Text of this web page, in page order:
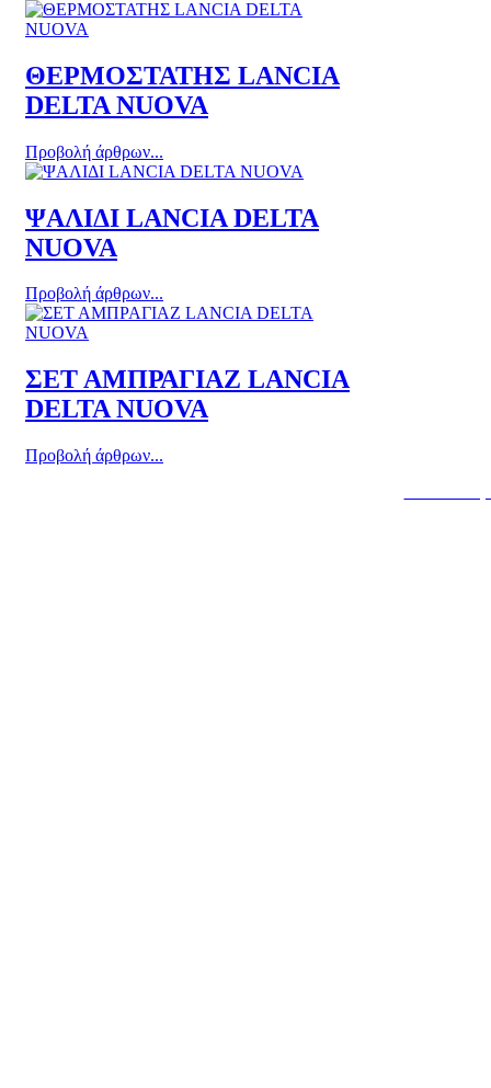
ΘΕΡΜΟΣΤΑΤΗΣ LANCIA
DELTA NUOVA
Προβολή άρθρων...
ΨΑΛΙΔΙ LANCIA DELTA
NUOVA
Προβολή άρθρων...
ΣΕΤ ΑΜΠΡΑΓΙΑΖ LANCIA
DELTA NUOVA
Προβολή άρθρων...